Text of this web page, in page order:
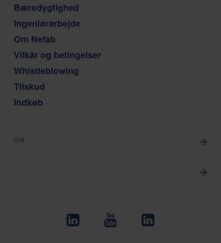
Bæredygtighed
Ingeniørarbejde
Om Nefab
Vilkår og betingelser
Whistleblowing
Tilskud
Indkøb
OM